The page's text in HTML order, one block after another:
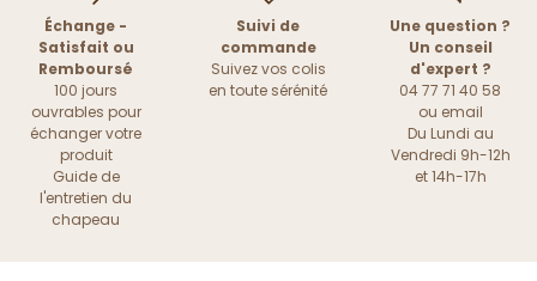
Échange -
Satisfait ou
Remboursé
100 jours
ouvrables pour
échanger votre
produit
Guide de
l'entretien du
chapeau
Suivi de
commande
Suivez vos colis
en toute sérénité
Une question ?
Un conseil
d'expert ?
04 77 71 40 58
ou email
Du Lundi au
Vendredi 9h-12h
et 14h-17h